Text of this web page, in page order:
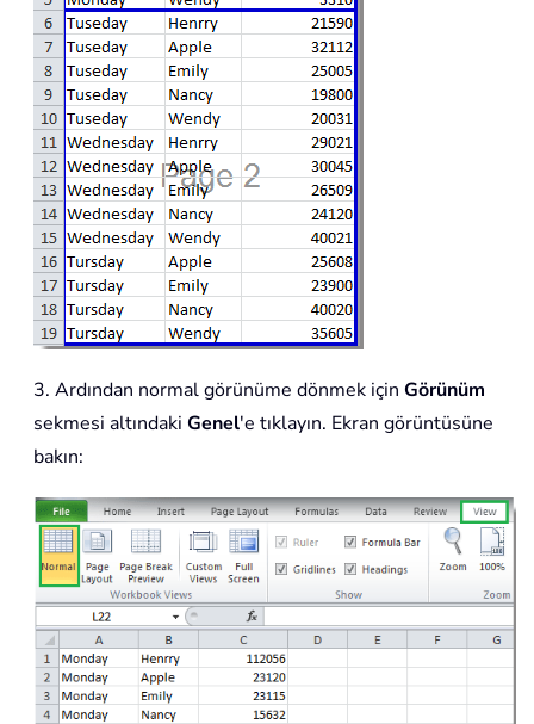
3. Ardından normal görünüme dönmek için Görünüm
sekmesi altındaki Genel'e tıklayın. Ekran görüntüsüne
bakın: